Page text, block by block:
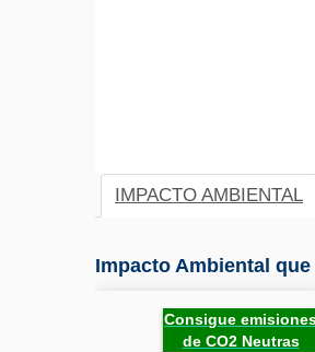
IMPACTO AMBIENTAL
Impacto Ambiental
Consigue
de CO2 Neutras